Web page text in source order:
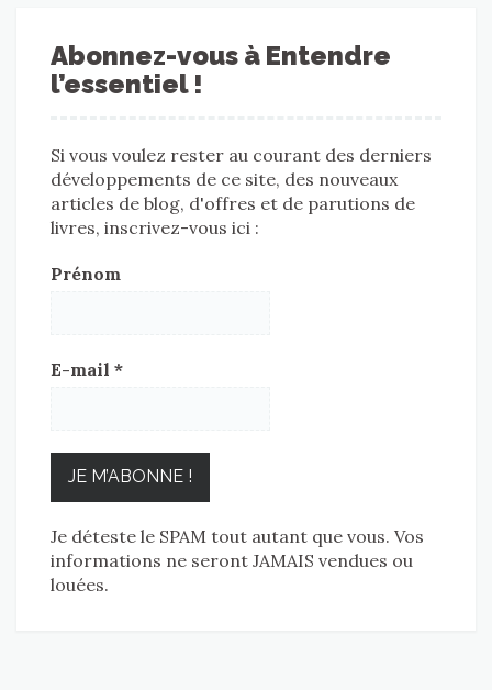
Abonnez-vous à Entendre
l’essentiel !
Si vous voulez rester au courant des derniers
développements de ce site, des nouveaux
articles de blog, d'offres et de parutions de
livres, inscrivez-vous ici :
Prénom
E-mail *
Je déteste le SPAM tout autant que vous. Vos
informations ne seront JAMAIS vendues ou
louées.